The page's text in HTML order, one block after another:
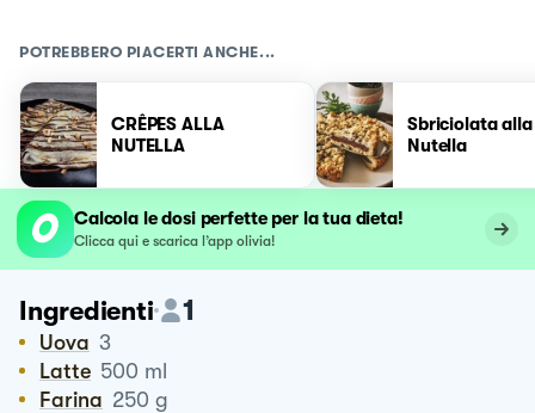
POTREBBERO PIACERTI ANCHE...
CRÊPES ALLA
NUTELLA
Sbriciolata alla
Nutella
Calcola le dosi perfette per la tua dieta!
Clicca qui e scarica l’app olivia!
Ingredienti 1
Uova 3
Latte 500 ml
Farina 250 g